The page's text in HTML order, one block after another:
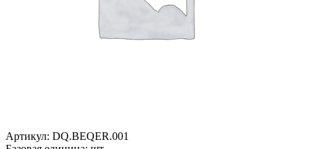
Артикул: DQ.BEQER.001